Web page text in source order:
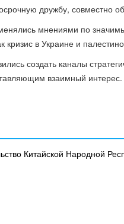
дружбу, совместно
мнениями по
кризис в Украине и
создать каналы
взаимный интерес.
Китайской Народной